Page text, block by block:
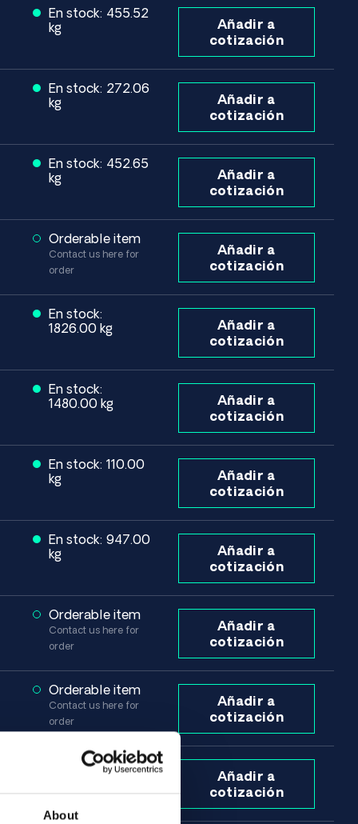
About
En stock: 455.52
kg
Añadir a
cotización
En stock: 272.06
kg
Añadir a
cotización
En stock: 452.65
kg
Añadir a
cotización
Orderable item
Contact us here for
order
Añadir a
cotización
En stock:
1826.00 kg
Añadir a
cotización
En stock:
1480.00 kg
Añadir a
cotización
En stock: 110.00
kg
Añadir a
cotización
En stock: 947.00
kg
Añadir a
cotización
Orderable item
Contact us here for
order
Añadir a
cotización
Orderable item
Contact us here for
order
Añadir a
cotización
Orderable item
order
Añadir a
cotización